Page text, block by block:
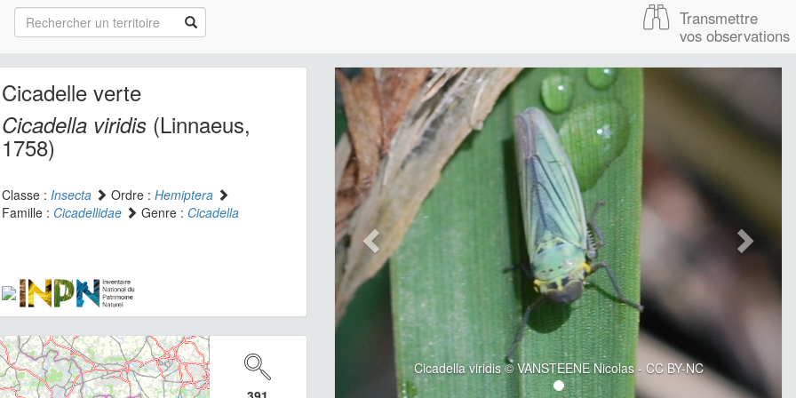
Transmettre
vos observations
Cicadelle verte
Cicadella viridis(Linnaeus,
1758)
Classe : Insecta Ordre : Hemiptera
Famille : Cicadellidae Genre : Cicadella
Cicadella viridis © VANSTEENE Nicolas - CC BY-NC